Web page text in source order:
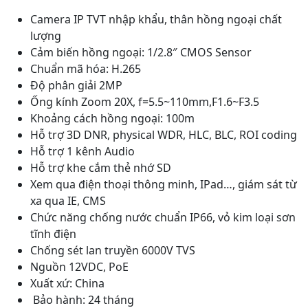
Camera IP TVT nhập khẩu, thân hồng ngoại chất
lượng
Cảm biến hồng ngoại: 1/2.8″ CMOS Sensor
Chuẩn mã hóa: H.265
Độ phân giải 2MP
Ống kính Zoom 20X, f=5.5~110mm,F1.6~F3.5
Khoảng cách hồng ngoại: 100m
Hỗ trợ 3D DNR, physical WDR, HLC, BLC, ROI coding
Hỗ trợ 1 kênh Audio
Hỗ trợ khe cắm thẻ nhớ SD
Xem qua điện thoại thông minh, IPad…, giám sát từ
xa qua IE, CMS
Chức năng chống nước chuẩn IP66, vỏ kim loại sơn
tĩnh điện
Chống sét lan truyền 6000V TVS
Nguồn 12VDC, PoE
Xuất xứ: China
Bảo hành: 24 tháng